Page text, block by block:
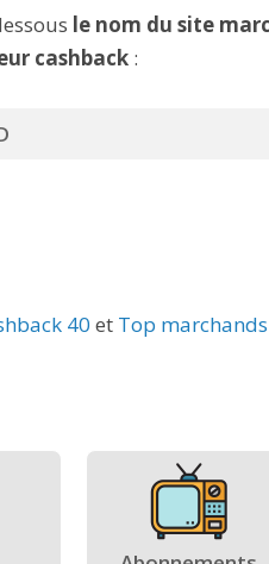
le nom du site
cashback :
40 et Top marchands